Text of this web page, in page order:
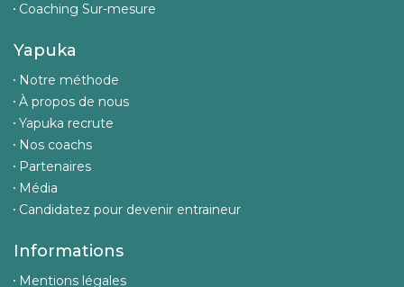
Coaching Sur-mesure
Yapuka
Notre méthode
À propos de nous
Yapuka recrute
Nos coachs
Partenaires
Média
Candidatez pour devenir entraineur
Informations
Mentions légales